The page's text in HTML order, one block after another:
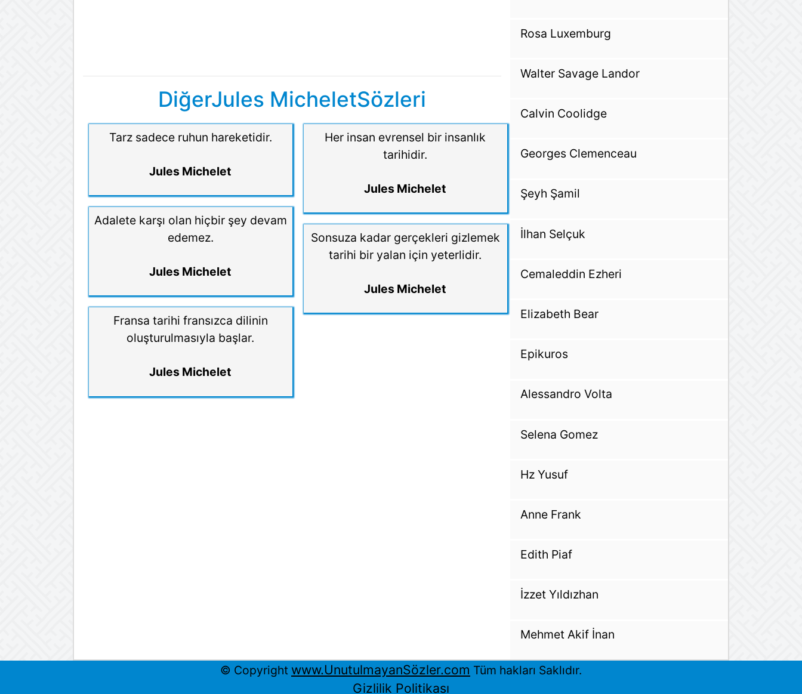
DiğerJules MicheletSözleri
Tarz sadece ruhun hareketidir.
Jules Michelet
Adalete karşı olan hiçbir şey devam
edemez.
Jules Michelet
Fransa tarihi fransızca dilinin
oluşturulmasıyla başlar.
Jules Michelet
Her insan evrensel bir insanlık
tarihidir.
Jules Michelet
Sonsuza kadar gerçekleri gizlemek
tarihi bir yalan için yeterlidir.
Jules Michelet
Rosa Luxemburg
Walter Savage Landor
Calvin Coolidge
Georges Clemenceau
Şeyh Şamil
İlhan Selçuk
Cemaleddin Ezheri
Elizabeth Bear
Epikuros
Alessandro Volta
Selena Gomez
Hz Yusuf
Anne Frank
Edith Piaf
İzzet Yıldızhan
Mehmet Akif İnan
© Copyright www.UnutulmayanSözler.com Tüm hakları Saklıdır.
Gizlilik Politikası